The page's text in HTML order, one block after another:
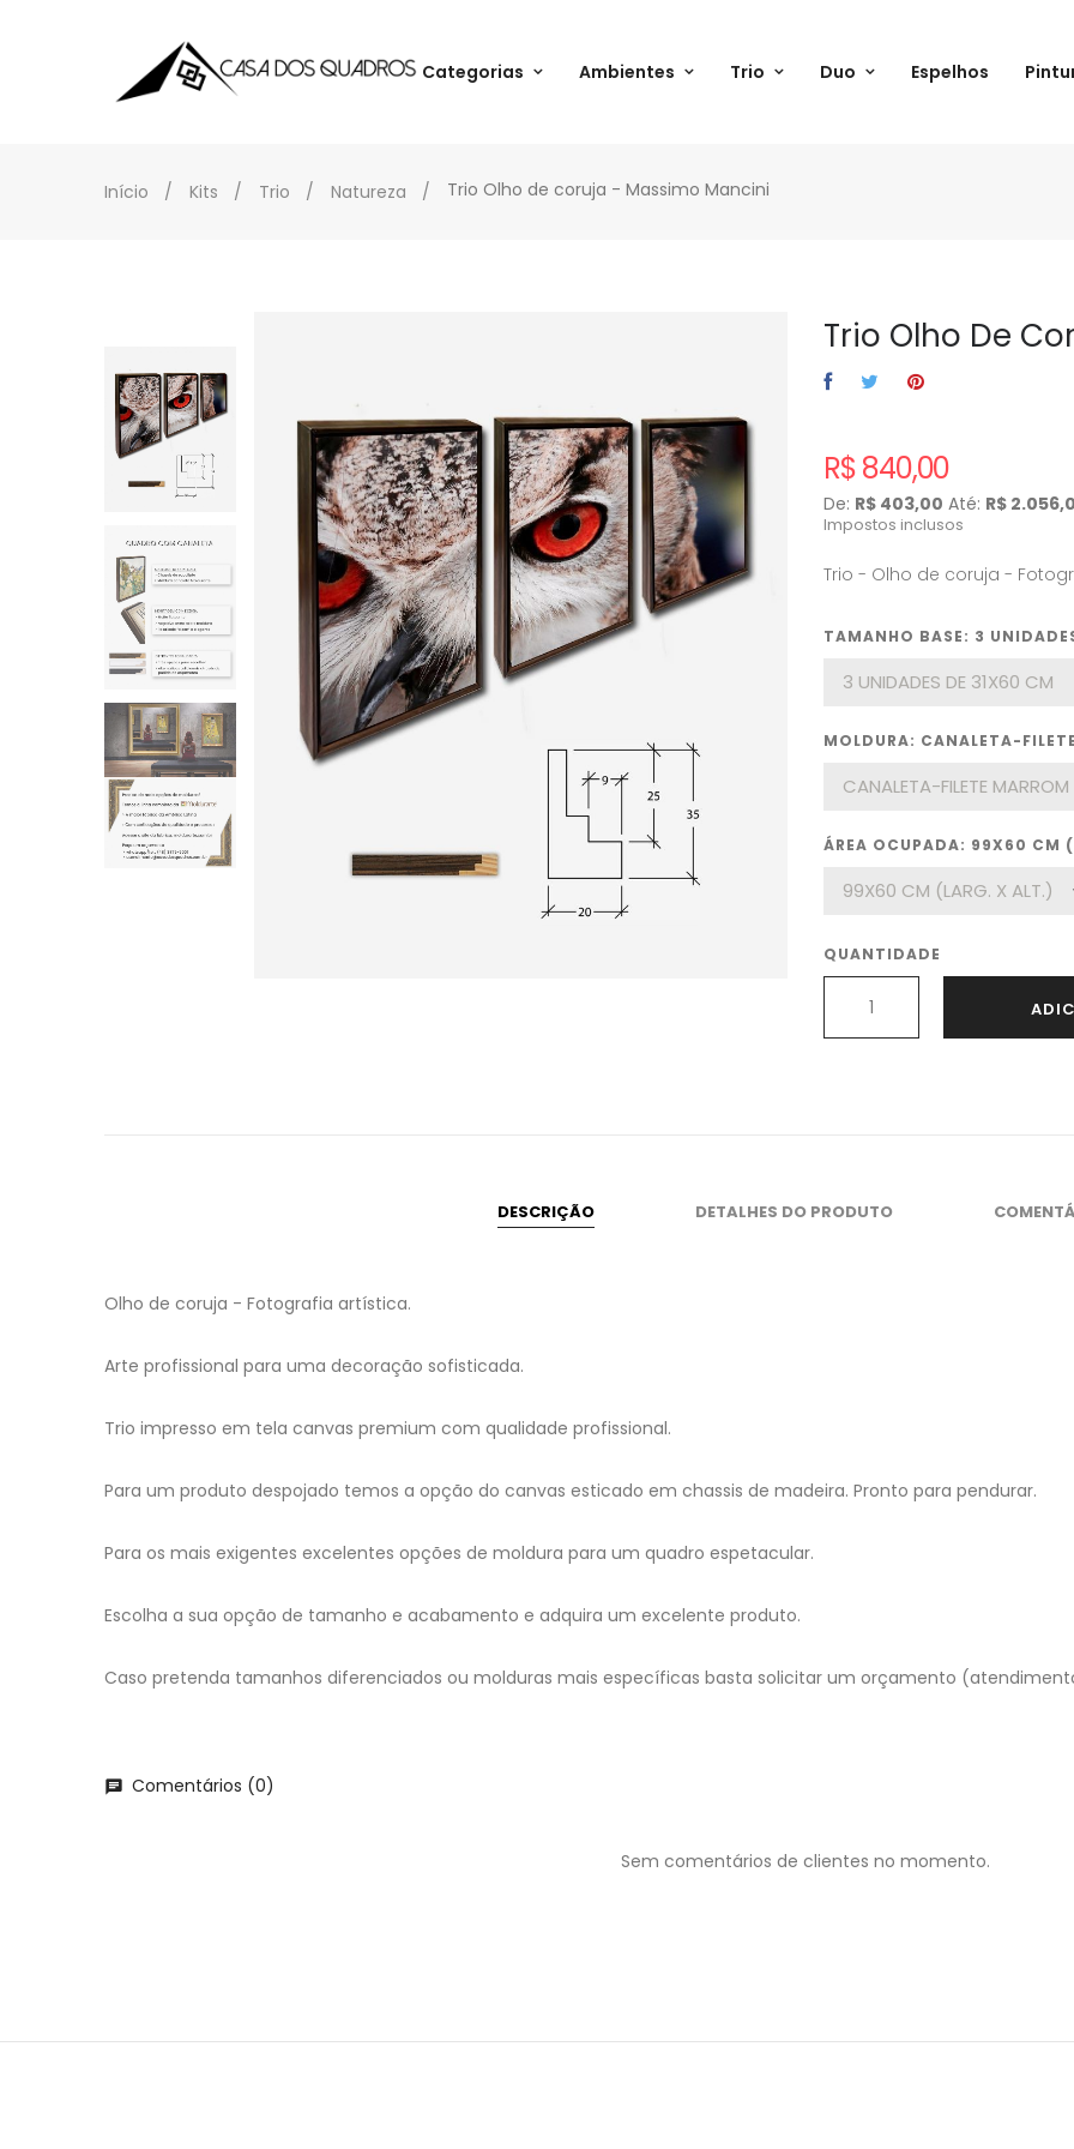
Categorias Ambientes Trio Duo Espelhos
Início Kits Trio Natureza Trio Olho de coruja - Massimo Mancini
Trio Olho De
R$ 840,00
De: R$ 403,00 Até: R$
Impostos inclusos
Trio - Olho de coruja -
TAMANHO BASE: 3
MOLDURA: CANALETA-
ÁREA OCUPADA: 99X60 CM
QUANTIDADE
DESCRIÇÃO DETALHES DO PRODUTO
Olho de coruja - Fotografia artística.
Arte profissional para uma decoração sofisticada.
Trio impresso em tela canvas premium com qualidade profissional.
Para um produto despojado temos a opção do canvas esticado em chassis de madeira. Pronto para pendurar.
Para os mais exigentes excelentes opções de moldura para um quadro espetacular.
Escolha a sua opção de tamanho e acabamento e adquira um excelente produto.
Caso pretenda tamanhos diferenciados ou molduras mais específicas basta solicitar um orçamento
chat Comentários (0)
Sem comentários de clientes no momento.